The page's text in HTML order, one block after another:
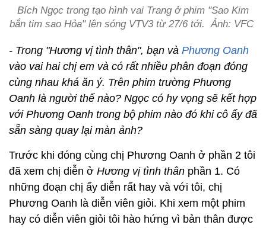
Bích Ngọc trong tạo hình vai Trang ở phim "Sao Kim
bắn tim sao Hỏa" lên sóng VTV3 từ 27/6 tới. Ảnh: VFC
- Trong "Hương vị tình thân", bạn và Phương Oanh
vào vai hai chị em và có rất nhiều phân đoạn đóng
cùng nhau khá ăn ý. Trên phim trường Phương
Oanh là người thế nào? Ngọc có hy vọng sẽ kết hợp
với Phương Oanh trong bộ phim nào đó khi cô ấy đã
sẵn sàng quay lại màn ảnh?
Trước khi đóng cùng chị Phương Oanh ở phần 2 tôi
đã xem chị diễn ở Hương vị tình thân phần 1. Có
những đoạn chị ấy diễn rất hay và với tôi, chị
Phương Oanh là diễn viên giỏi. Khi xem một phim
hay có diễn viên giỏi tôi hào hứng vì bản thân được